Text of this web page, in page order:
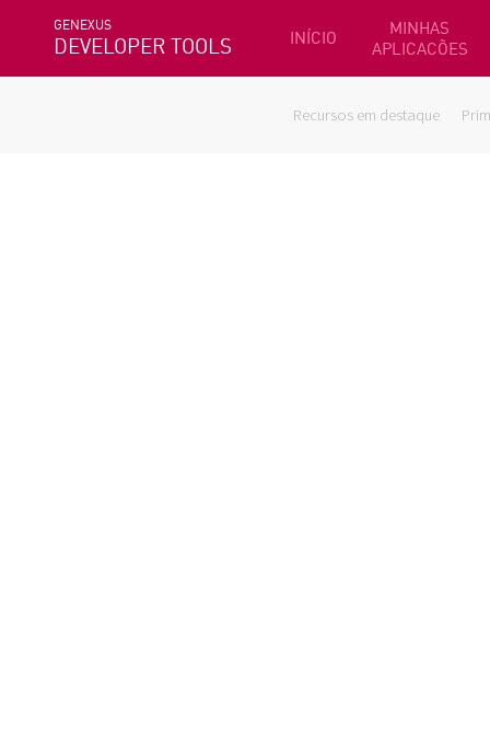
GENEXUS
DEVELOPER TOOLS INÍCIO
MINHAS
APLICACÕES
Recursos em destaque